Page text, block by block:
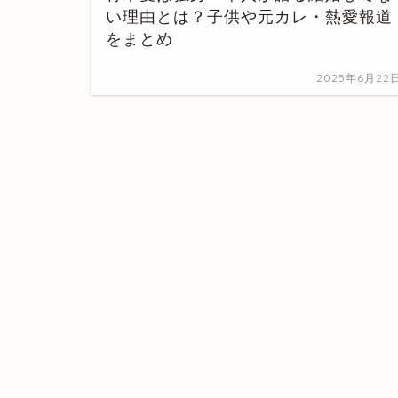
い理由とは？子供や元カレ・熱愛報道
をまとめ
2025年6月22